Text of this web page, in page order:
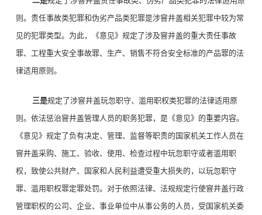
则。责任事故类犯罪和伪劣产品类犯罪是涉窨井盖相关犯罪中较为常
见的犯罪类型。为此，《意见》规定了涉及窨井盖的重大责任事故
罪、工程重大安全事故罪、生产、销售不符合安全标准的产品罪的法
律适用原则。
三是规定了涉窨井盖玩忽职守、滥用职权类犯罪的法律适用原
则。依法惩治窨井盖管理人员的职务犯罪，是《意见》的重要内容。
《意见》规定了负有决定、管理、监督等职责的国家机关工作人员在
窨井盖采购、施工、验收、使用、检查过程中玩忽职守或者滥用职
权，致使公共财产、国家和人民利益遭受重大损失的，以玩忽职守
罪、滥用职权罪定罪处罚。对于依照法律、法规规定行使窨井盖行政
管理职权的公司、企业、事业单位中从事公务的人员，受国家机关委